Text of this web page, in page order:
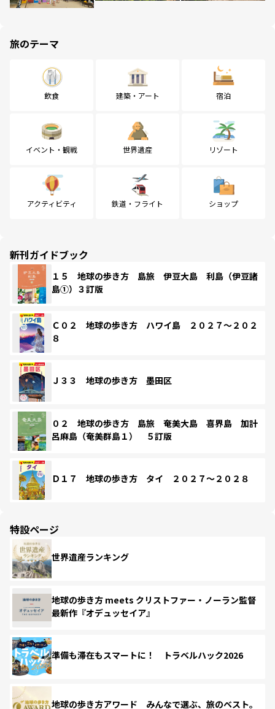
旅のテーマ
飲食 建築・アート 宿泊
イベント・観戦 世界遺産 リゾート
アクティビティ 鉄道・フライト ショップ
新刊ガイドブック
１５ 地球の歩き方 島旅 伊豆大島 利島（伊豆諸
島①）３訂版
Ｃ０２ 地球の歩き方 ハワイ島 ２０２７～２０２
８
Ｊ３３ 地球の歩き方 墨田区
０２ 地球の歩き方 島旅 奄美大島 喜界島 加計
呂麻島（奄美群島１） ５訂版
Ｄ１７ 地球の歩き方 タイ ２０２７～２０２８
特設ページ
世界遺産ランキング
地球の歩き方 meets クリストファー・ノーラン監督
最新作『オデュッセイア』
準備も滞在もスマートに！ トラベルハック2026
地球の歩き方アワード みんなで選ぶ、旅のベスト。